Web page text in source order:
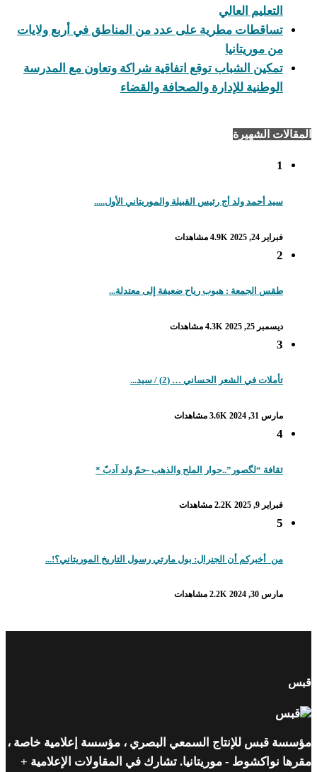
التعليم العالي
تساقطات مطرية على عدد من المناطق في أربع ولايات
من موريتانيا
تمكين الشباب توقع اتفاقية شراكة وتعاون مع المدرسة
الوطنية للإدارة والصحافة والقضاء
الشهيرة
سيد أحمد ولد أج رئيس القبيلة والموريتاني الأول.....
فبراير 24, 2025 4.9K مشاهدات
طقس الجمعة : هبوب رياح ضعيفة إلى معتدلة...
ديسمبر 25, 2025 4.3K مشاهدات
تأملات في الشعر الحساني … (2) / سيد...
مارس 31, 2024 3.6K مشاهدات
ثقافة “لگصور”..حوار الملح والذهب -حمّ ولد آدبّ *
فبراير 9, 2025 2.2K مشاهدات
من_أخبركم أن الجنرال: بول مارتي رسول التاريخ الموريتاني؟!...
مارس 30, 2024 2.2K مشاهدات
قبس للإنتاج السمعي البصري ، مؤسسة إعلامية خاصة ،
نواكشوط - موريتانيا. تشارك في المقاولات الإعلامية +